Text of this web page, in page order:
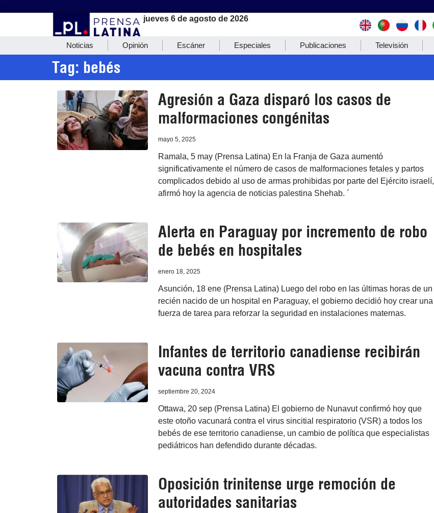
jueves 6 de agosto de 2026
Noticias Opinión Escáner Especiales Publicaciones Televisión
Tag: bebés
Agresión a Gaza disparó los casos de
malformaciones congénitas
mayo 5, 2025
Ramala, 5 may (Prensa Latina) En la Franja de Gaza aumentó
significativamente el número de casos de malformaciones fetales y partos
complicados debido al uso de armas prohibidas por parte del Ejército israelí,
afirmó hoy la agencia de noticias palestina Shehab. ´
Alerta en Paraguay por incremento de robo
de bebés en hospitales
enero 18, 2025
Asunción, 18 ene (Prensa Latina) Luego del robo en las últimas horas de un
recién nacido de un hospital en Paraguay, el gobierno decidió hoy crear una
fuerza de tarea para reforzar la seguridad en instalaciones maternas.
Infantes de territorio canadiense recibirán
vacuna contra VRS
septiembre 20, 2024
Ottawa, 20 sep (Prensa Latina) El gobierno de Nunavut confirmó hoy que
este otoño vacunará contra el virus sincitial respiratorio (VSR) a todos los
bebés de ese territorio canadiense, un cambio de política que especialistas
pediátricos han defendido durante décadas.
Oposición trinitense urge remoción de
autoridades sanitarias